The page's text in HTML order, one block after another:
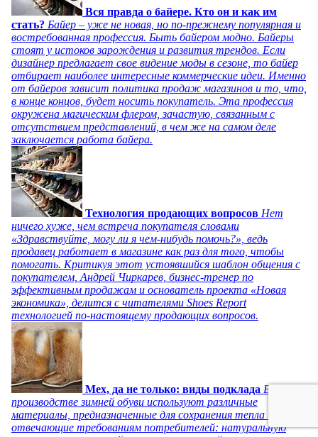
Вся правда о байере. Кто он и как им
стать? Байер – уже не новая, но по-прежнему популярная и
востребованная профессия. Быть байером модно. Байеры
стоят у истоков зарождения и развития трендов. Если
дизайнер предлагает свое видение моды в сезоне, то байер
отбирает наиболее интересные коммерческие идеи. Именно
от байеров зависит политика продаж магазинов и то, что,
в конце концов, будет носить покупатель. Эта профессия
окружена магическим флером, зачастую, связанным с
отсутствием представлений, в чем же на самом деле
заключается работа байера.
Технология продающих вопросов Нет
ничего хуже, чем встреча покупателя словами
«Здравствуйте, могу ли я чем-нибудь помочь?», ведь
продавец работает в магазине как раз для того, чтобы
помогать. Критикуя этот устоявшийся шаблон общения с
покупателем, Андрей Чиркарев, бизнес-тренер по
эффективным продажам и основатель проекта «Новая
экономика», делится с читателями Shoes Report
технологией по-настоящему продающих вопросов.
Мех, да не только: виды подклада В
производстве зимней обуви используют различные
материалы, предназначенные для сохранения тепла и
отвечающие требованиям потребителей: натуральную